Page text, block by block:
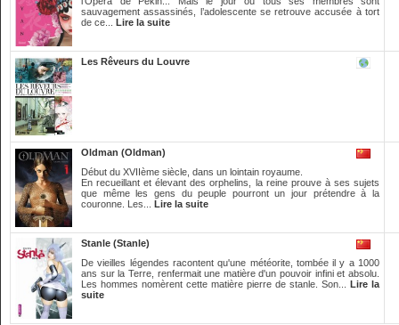
sauvagement assassinés, l’adolescente se retrouve accusée à tort
de ce... Lire la suite
Les Rêveurs du Louvre
Oldman (Oldman)
Début du XVIIème siècle, dans un lointain royaume.
En recueillant et élevant des orphelins, la reine prouve à ses sujets
que même les gens du peuple pourront un jour prétendre à la
couronne. Les... Lire la suite
Stanle (Stanle)
De vieilles légendes racontent qu'une météorite, tombée il y a 1000
ans sur la Terre, renfermait une matière d'un pouvoir infini et absolu.
Les hommes nomèrent cette matière pierre de stanle. Son... Lire la
suite